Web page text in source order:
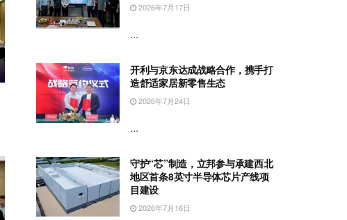
2026年7月17日
...
开利与京东达成战略合作，携手打
造舒适家居新零售生态
2026年7月24日
...
守护“芯”制造，立邦参与承建西北
地区首条8英寸半导体芯片产线项
目建设
2026年7月16日